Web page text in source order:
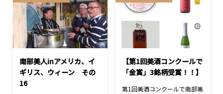
南部美人inアメリカ、イ
ギリス、ウィーン その
16
【第1回美酒コンクールで
「金賞」3銘柄受賞！！】
第1回美酒コンクールで南部美